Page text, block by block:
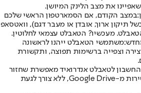
את מצב הלינק המיושן.
במצב הקודם, אם הסמארטפון הראשי שלכם
במשך 14 יום (בשל תיקון ארוך, אובדן או מעבר דגם), וואטסאפ
מעכשיו? הטאבלט עצמאי לחלוטין.
משתמשי הטאבלט ייהנו לראשונה
וצפייה ברשימות תפוצה, ותקשורת
לטאבלט אנדרואיד מאפשרת שחזור
היסטוריית צ'אטים מלאה ישירות מ-Google Drive, ללא צורך לגעת